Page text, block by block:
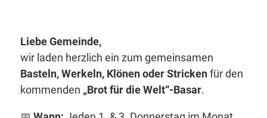
Liebe Gemeinde,
wir laden herzlich ein zum gemeinsamen
Basteln, Werkeln, Klönen oder Strickenfür den
kommenden „Brot für die Welt“-Basar.